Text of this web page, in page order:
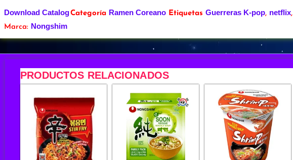
Download CatalogCategoría Ramen Coreano Etiquetas Guerreras K-pop, netflix,
Marca: Nongshim
PRODUCTOS RELACIONADOS